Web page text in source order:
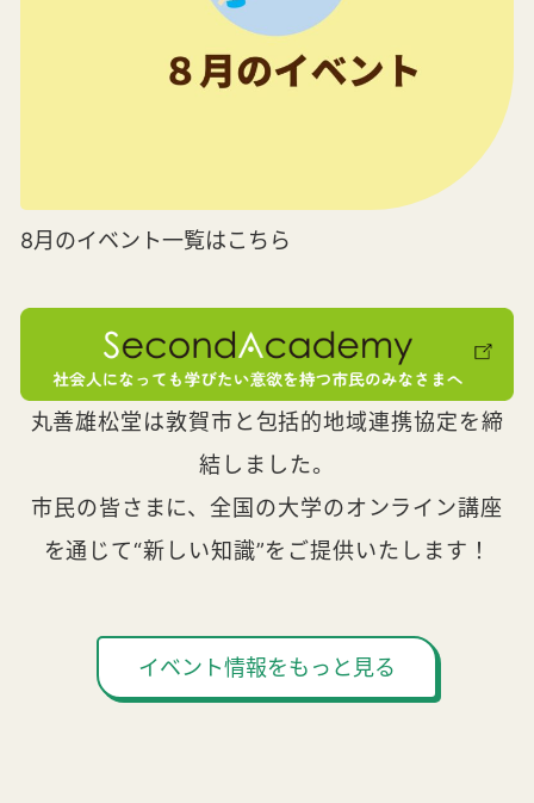
8月のイベント一覧はこちら
丸善雄松堂は敦賀市と包括的地域連携協定を締
結しました。
市民の皆さまに、全国の大学のオンライン講座
を通じて“新しい知識”をご提供いたします！
イベント情報をもっと見る